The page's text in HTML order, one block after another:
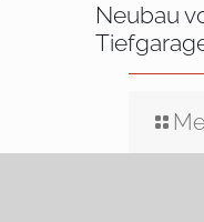
Neubau